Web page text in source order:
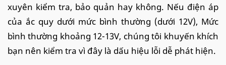
xuyên kiểm tra, bảo quản hay không. Nếu điện áp
của ắc quy dưới mức bình thường (dưới 12V), Mức
bình thường khoảng 12-13V, chúng tôi khuyến khích
bạn nên kiểm tra vì đây là dấu hiệu lỗi dễ phát hiện.